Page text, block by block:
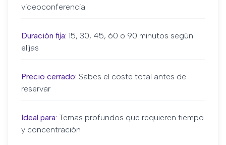
videoconferencia
Duración fija: 15, 30, 45, 60 o 90 minutos según
elijas
Precio cerrado: Sabes el coste total antes de
reservar
Ideal para: Temas profundos que requieren tiempo
y concentración